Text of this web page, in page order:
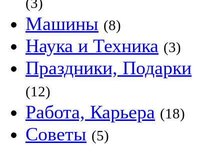
Машины (8)
Наука и Техника (3)
Праздники, Подарки
(12)
Работа, Карьера (18)
Советы (5)